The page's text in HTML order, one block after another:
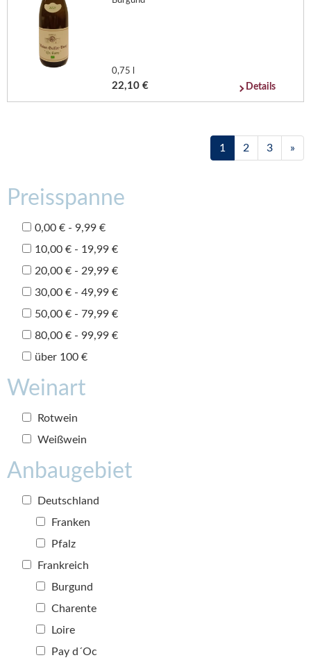
0,75 l
22,10 € Details
1 2 3 »
Preisspanne
0,00 € - 9,99 €
10,00 € - 19,99 €
20,00 € - 29,99 €
30,00 € - 49,99 €
50,00 € - 79,99 €
80,00 € - 99,99 €
über 100 €
Weinart
Rotwein
Weißwein
Anbaugebiet
Deutschland
Franken
Pfalz
Frankreich
Burgund
Charente
Loire
Pay d´Oc